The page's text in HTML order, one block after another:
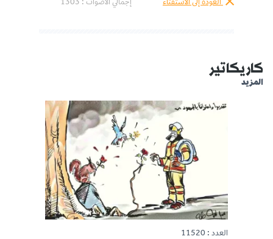
العودة إلى الاستفتاء إجمالي الأصوات : 1303
كاريكاتير
المزيد
العدد : 11520